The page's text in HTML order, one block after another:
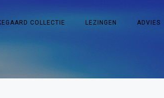
COLLECTIE LEZINGEN ADVIES